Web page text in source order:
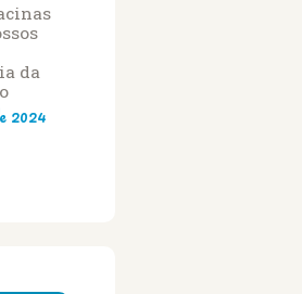
da
2024